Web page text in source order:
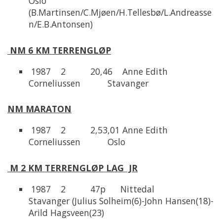
(B.Martinsen/C.Mjøen/H.Tellesbø/L.Andreasse
n/E.B.Antonsen)
NM 6 KM TERRENGLØP
1987 2 20,46 Anne Edith
Corneliussen Stavanger
NM MARATON
1987 2 2,53,01 Anne Edith
Corneliussen Oslo
M 2 KM TERRENGLØP LAG JR
1987 2 47p Nittedal
Stavanger (Julius Solheim(6)-John Hansen(18)-
Arild Hagsveen(23)